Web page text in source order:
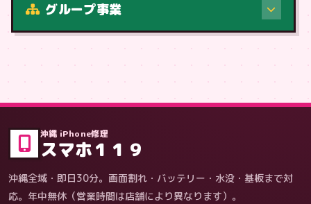
症状・内容から
グループ事業
沖縄 iPhone修理
スマホ１１９
沖縄全域・即日30分。画面割れ・バッテリー・水没・基板まで対
応。年中無休（営業時間は店舗により異なります）。